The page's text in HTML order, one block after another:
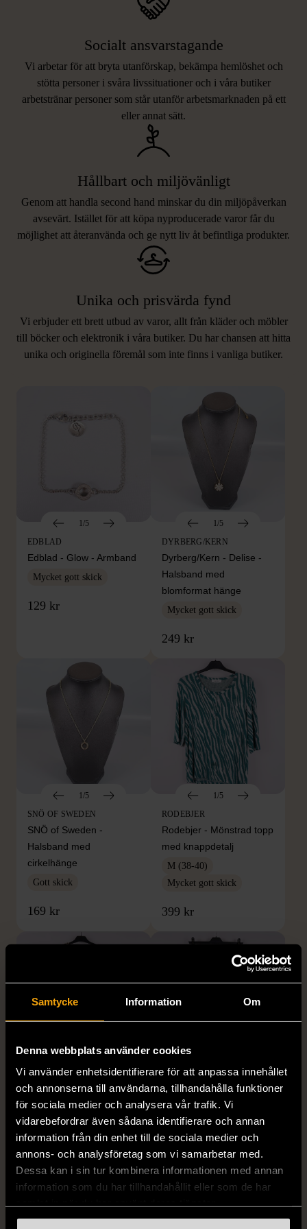
Samtycke Information Om
Denna webbplats använder cookies
Vi använder enhetsidentifierare för att anpassa innehållet
och annonserna till användarna, tillhandahålla funktioner
för sociala medier och analysera vår trafik. Vi
vidarebefordrar även sådana identifierare och annan
information från din enhet till de sociala medier och
annons- och analysföretag som vi samarbetar med.
Dessa kan i sin tur kombinera informationen med annan
information som du har tillhandahållit eller som de har
Socialt ansvarstagande
Vi arbetar för att bryta utanförskap, bekämpa hemlöshet och
stötta personer i svåra livssituationer och i våra butiker
arbetstränar personer som står utanför arbetsmarknaden på ett
eller annat sätt.
Hållbart och miljövänligt
Genom att handla second hand minskar du din miljöpåverkan
avsevärt. Istället för att köpa nyproducerade varor får du
möjlighet att återanvända och ge nytt liv åt befintliga produkter.
Unika och prisvärda fynd
Vi erbjuder ett brett utbud av varor, allt från kläder och möbler
till böcker och elektronik i våra butiker. Du har chansen att hitta
unika och originella föremål som inte finns i vanliga butiker.
LIKNANDE PRODUKTER
Hitta produkter som påminner om denna
1/5
EDBLAD
Edblad - Glow - Armband
Mycket gott skick
129 kr
1/5
DYRBERG/KERN
Dyrberg/Kern - Delise -
Halsband med
blomformat hänge
Mycket gott skick
249 kr
1/5
SNÖ OF SWEDEN
SNÖ of Sweden -
Halsband med
cirkelhänge
Gott skick
169 kr
1/5
RODEBJER
Rodebjer - Mönstrad topp
med knappdetalj
M (38-40)
Mycket gott skick
399 kr
1/5
H&M
H&M - Leopardmönstrad
volangklänning
XS (32-34) Nytt skick
99 kr
1/5
H&M
H&M - Plisserad midikjol
med resårmidja -
Salviagrön
M (38-40) Gott skick
129 kr